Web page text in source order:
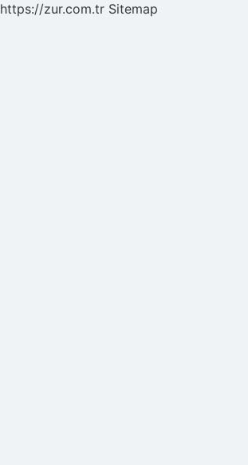
https://zur.com.tr Sitemap